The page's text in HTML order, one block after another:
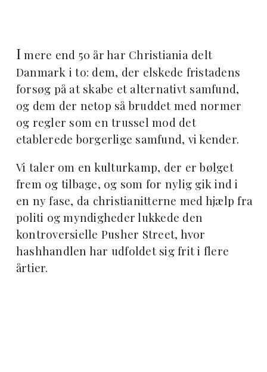
I mere end 50 år har Christiania delt
Danmark i to: dem, der elskede fristadens
forsøg på at skabe et alternativt samfund,
og dem der netop så bruddet med normer
og regler som en trussel mod det
etablerede borgerlige samfund, vi kender.
Vi taler om en kulturkamp, der er bølget
frem og tilbage, og som for nylig gik ind i
en ny fase, da christianitterne med hjælp fra
politi og myndigheder lukkede den
kontroversielle Pusher Street, hvor
hashhandlen har udfoldet sig frit i flere
årtier.